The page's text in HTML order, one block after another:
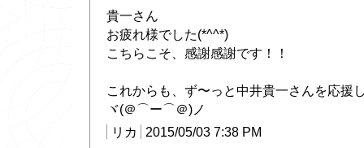
貴一さん
お疲れ様でした(*^^*)
こちらこそ、感謝感謝です！！
これからも、ず〜っと中井貴一さんを応援
ヾ(＠⌒ー⌒＠)ノ
リカ
2015/05/03 7:38 PM